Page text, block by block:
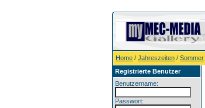
Home / Jahreszeiten / Sommer
Registrierte Benutzer
Benutzername:
Passwort: